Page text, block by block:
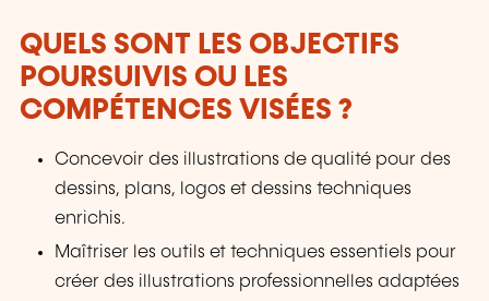
QUELS SONT LES OBJECTIFS
POURSUIVIS OU LES
COMPÉTENCES VISÉES ?
Concevoir des illustrations de qualité pour des
dessins, plans, logos et dessins techniques
enrichis.
Maîtriser les outils et techniques essentiels pour
créer des illustrations professionnelles adaptées